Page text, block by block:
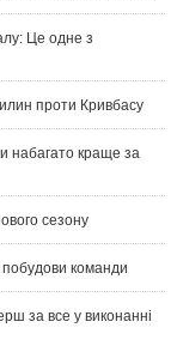
Це одне з
проти Кривбасу
набагато краще за
сезону
побудови команди
за все у виконанні